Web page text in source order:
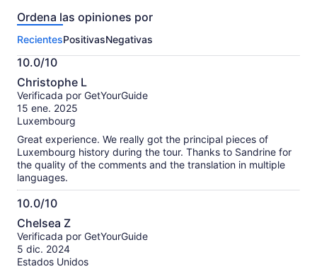
sobre
actividad.
Más
información
sobre
las
opiniones
verificadas
Ordena las opiniones por
RecientesPositivasNegativas
10.0/10
10.0
de
10
Christophe L
Verificada por GetYourGuide
15 ene. 2025
Luxembourg
Great experience. We really got the principal pieces of
Luxembourg history during the tour. Thanks to Sandrine for
the quality of the comments and the translation in multiple
languages.
10.0/10
10.0
de
10
Chelsea Z
Verificada por GetYourGuide
5 dic. 2024
Estados Unidos